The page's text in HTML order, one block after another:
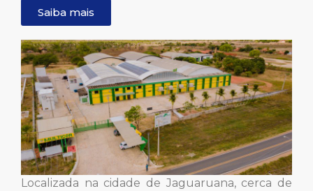
Saiba mais
Localizada na cidade de Jaguaruana, cerca de